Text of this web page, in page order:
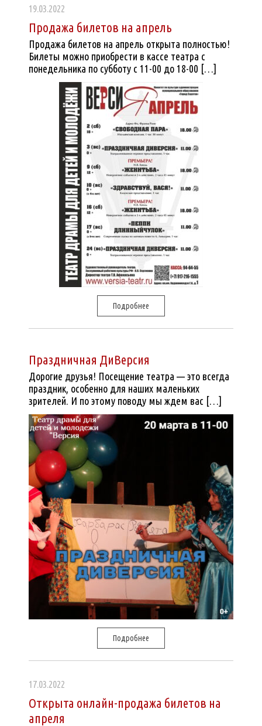
19.03.2022
Продажа билетов на апрель
Продажа билетов на апрель открыта полностью!
Билеты можно приобрести в кассе театра с
понедельника по субботу с 11-00 до 18-00 […]
Подробнее
Праздничная ДиВерсия
Дорогие друзья! Посещение театра — это всегда
праздник, особенно для наших маленьких
зрителей. И по этому поводу мы ждем вас […]
Подробнее
17.03.2022
Открыта онлайн-продажа билетов на
апреля